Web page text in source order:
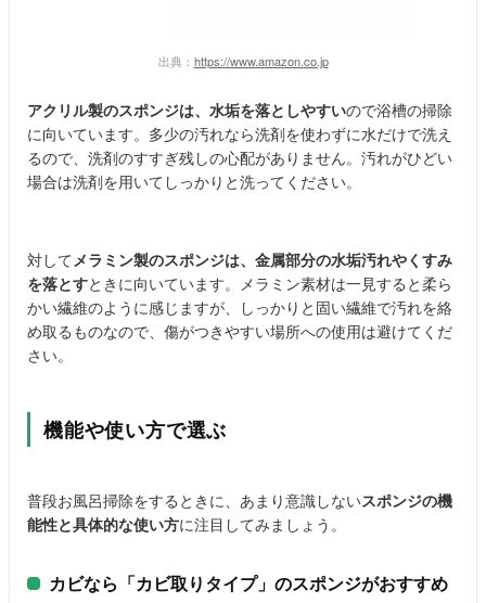
出典： https://www.amazon.co.jp
アクリル製のスポンジは、水垢を落としやすいので浴槽の掃除
に向いています。多少の汚れなら洗剤を使わずに水だけで洗え
るので、洗剤のすすぎ残しの心配がありません。汚れがひどい
場合は洗剤を用いてしっかりと洗ってください。
対して メラミン製のスポンジは、金属部分の水垢汚れやくすみ
を落とすときに向いています。メラミン素材は一見すると柔ら
かい繊維のように感じますが、しっかりと固い繊維で汚れを絡
め取るものなので、傷がつきやすい場所への使用は避けてくだ
さい。
機能や使い方で選ぶ
普段お風呂掃除をするときに、あまり意識しないスポンジの機
能性と具体的な使い方に注目してみましょう。
カビなら「カビ取りタイプ」のスポンジがおすすめ